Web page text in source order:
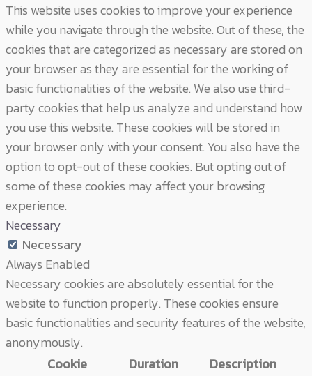
This website uses cookies to improve your experience
while you navigate through the website. Out of these, the
cookies that are categorized as necessary are stored on
your browser as they are essential for the working of
basic functionalities of the website. We also use third-
party cookies that help us analyze and understand how
you use this website. These cookies will be stored in
your browser only with your consent. You also have the
option to opt-out of these cookies. But opting out of
some of these cookies may affect your browsing
experience.
Necessary
Necessary
Always Enabled
Necessary cookies are absolutely essential for the
website to function properly. These cookies ensure
basic functionalities and security features of the website,
anonymously.
Cookie
Duration Description